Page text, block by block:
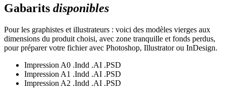
Gabarits disponibles
Pour les graphistes et illustrateurs : voici des modèles vierges aux
dimensions du produit choisi, avec zone tranquille et fonds perdus,
pour préparer votre fichier avec Photoshop, Illustrator ou InDesign.
Impression A0 .Indd .AI .PSD
Impression A1 .Indd .AI .PSD
Impression A2 .Indd .AI .PSD